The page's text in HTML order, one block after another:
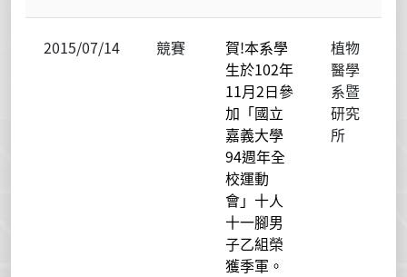
2015/07/14 競賽
賀!本系學
生於102年
11月2日參
加「國立
嘉義大學
94週年全
校運動
會」十人
十一腳男
子乙組榮
獲季軍。
植物
醫學
系暨
研究
所